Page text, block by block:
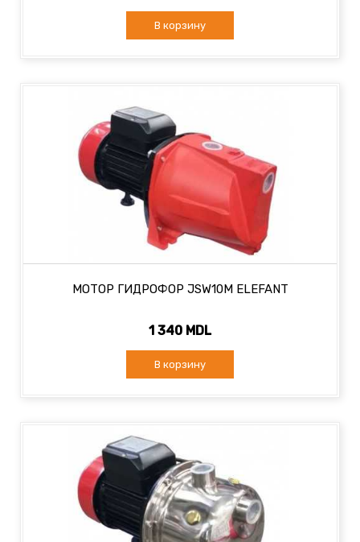
В корзину
МОТОР ГИДРОФОР JSW10M ELEFANT
1 340 MDL
В корзину